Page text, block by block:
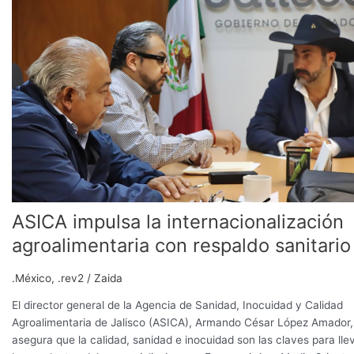
ASICA impulsa la internacionalización
agroalimentaria con respaldo sanitario
.México, .rev2 / Zaida
El director general de la Agencia de Sanidad, Inocuidad y Calidad
Agroalimentaria de Jalisco (ASICA), Armando César López Amador,
asegura que la calidad, sanidad e inocuidad son las claves para
agroalimentaria
con
respaldo
sanitario